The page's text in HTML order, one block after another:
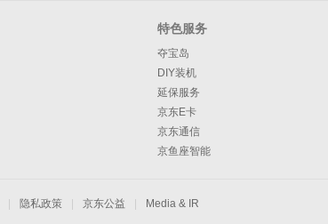
特色服务
夺宝岛
DIY装机
延保服务
京东E卡
京东通信
京鱼座智能
隐私政策 京东公益 Media & IR